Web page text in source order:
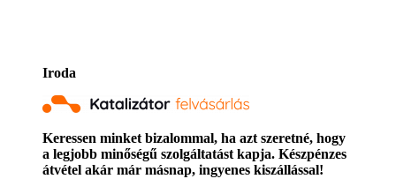
Iroda
Keressen minket bizalommal, ha azt szeretné, hogy
a legjobb minőségű szolgáltatást kapja. Készpénzes
átvétel akár már másnap, ingyenes kiszállással!